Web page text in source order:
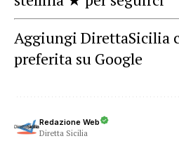
Aggiungi DirettaSicilia
preferita su Google
Redazione Web
Diretta Sicilia